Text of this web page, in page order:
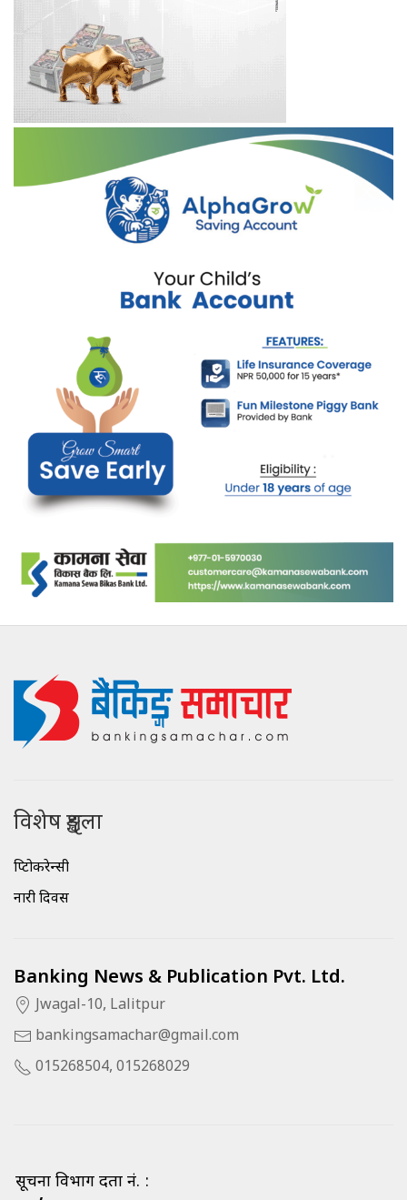
विशेष शृङ्खला
क्रिप्टोकरेन्सी
नारी दिवस
Banking News & Publication Pvt. Ltd.
Jwagal-10, Lalitpur
bankingsamachar@gmail.com
015268504, 015268029
सूचना विभाग दर्ता नं. :